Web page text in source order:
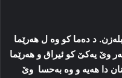
د ده‌ما کو وه‌ ل هه‌رێما
وێ یه‌کێ کو ئیراق و هه‌رێما
دا هه‌یه‌ و وه‌ به‌حسا وێ